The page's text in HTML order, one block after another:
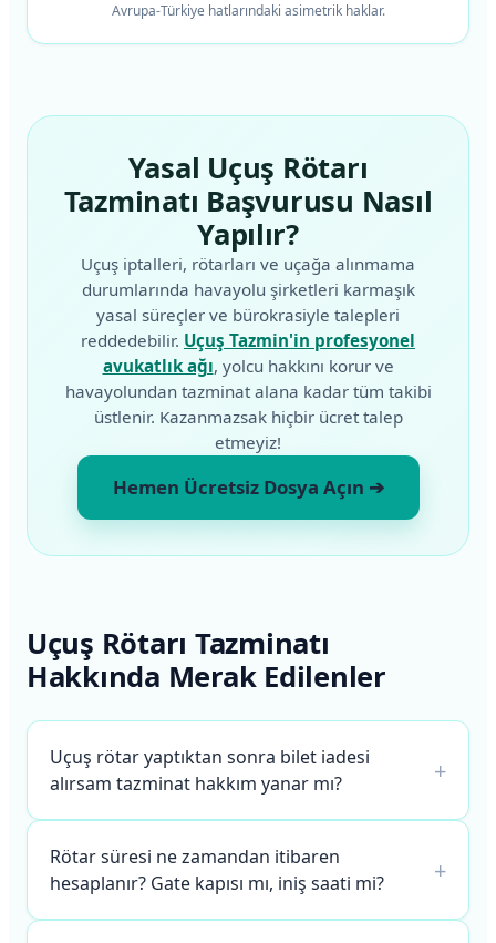
Avrupa-Türkiye hatlarındaki asimetrik haklar.
Yasal Uçuş Rötarı
Tazminatı Başvurusu Nasıl
Yapılır?
Uçuş iptalleri, rötarları ve uçağa alınmama
durumlarında havayolu şirketleri karmaşık
yasal süreçler ve bürokrasiyle talepleri
reddedebilir. Uçuş Tazmin'in profesyonel
avukatlık ağı, yolcu hakkını korur ve
havayolundan tazminat alana kadar tüm takibi
üstlenir. Kazanmazsak hiçbir ücret talep
etmeyiz!
Hemen Ücretsiz Dosya Açın ➔
Uçuş Rötarı Tazminatı
Hakkında Merak Edilenler
Uçuş rötar yaptıktan sonra bilet iadesi
alırsam tazminat hakkım yanar mı?
+
Rötar süresi ne zamandan itibaren
hesaplanır? Gate kapısı mı, iniş saati mi?
+